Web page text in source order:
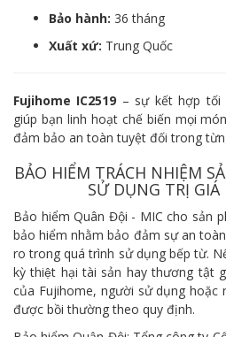
Bảo hành: 36 tháng
Xuất xứ: Trung Quốc
Fujihome IC2519 – sự kết hợp tối
giúp bạn linh hoạt chế biến mọi
đảm bảo an toàn tuyệt đối trong
BẢO HIỂM TRÁCH NHIỆM
SỬ DỤNG TRỊ
Bảo hiểm Quân Đội - MIC cho sản
bảo hiểm nhằm bảo đảm sự an
ro trong quá trình sử dụng bếp từ.
kỳ thiệt hại tài sản hay thương tật
của Fujihome, người sử dụng hoặc
được bồi thường theo quy định.